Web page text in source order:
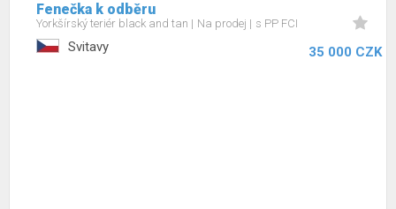
Fenečka k odběru
Yorkšírský teriér black and tan Na prodej s PP FCI
Svitavy 35 000 CZK